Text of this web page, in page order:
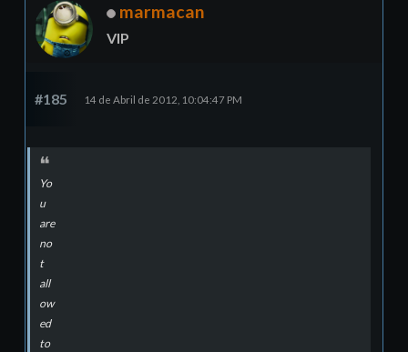
marmacan
VIP
#185 14 de Abril de 2012, 10:04:47 PM
Yo
u
are
no
t
all
ow
ed
to